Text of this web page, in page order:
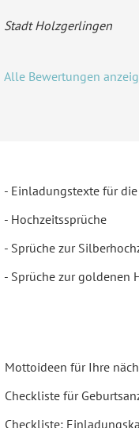
Stadt Holzgerlingen
Alle Bewertungen
Einladungstexte für
Hochzeitssprüche
Sprüche zur
Sprüche zur goldenen
Mottoideen für Ihre
Checkliste für
Checkliste: